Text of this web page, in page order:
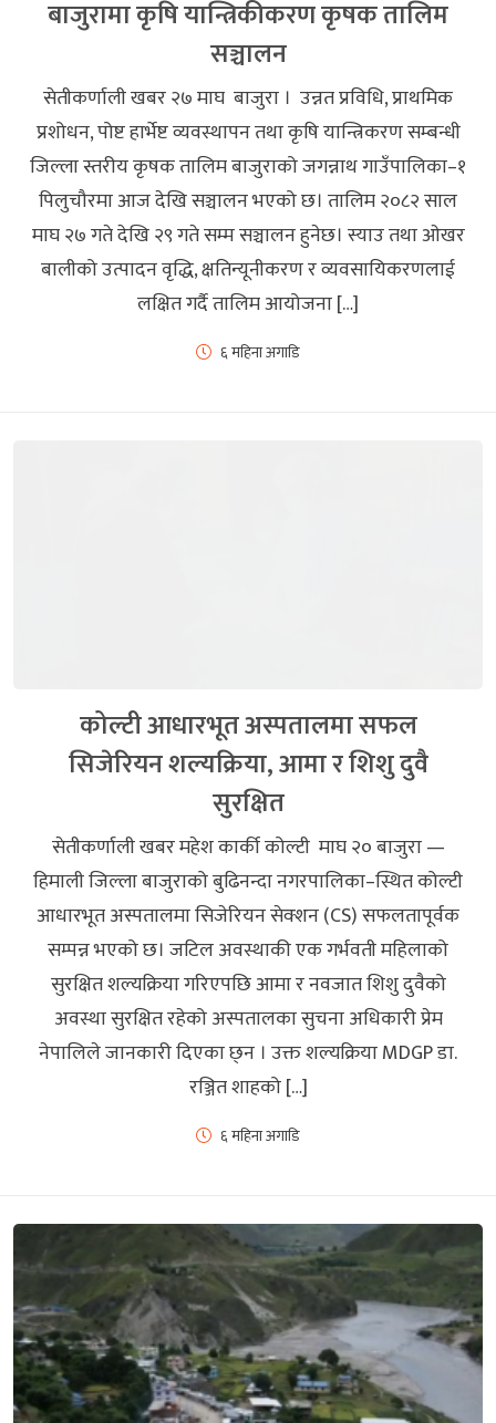
बाजुरामा कृषि यान्त्रिकीकरण कृषक तालिम
सञ्चालन
सेतीकर्णाली खबर २७ माघ बाजुरा । उन्नत प्रविधि, प्राथमिक
प्रशोधन, पोष्ट हार्भेष्ट व्यवस्थापन तथा कृषि यान्त्रिकरण सम्बन्धी
जिल्ला स्तरीय कृषक तालिम बाजुराको जगन्नाथ गाउँपालिका–१
पिलुचौरमा आज देखि सञ्चालन भएको छ। तालिम २०८२ साल
माघ २७ गते देखि २९ गते सम्म सञ्चालन हुनेछ। स्याउ तथा ओखर
बालीको उत्पादन वृद्धि, क्षतिन्यूनीकरण र व्यवसायिकरणलाई
लक्षित गर्दै तालिम आयोजना […]
६ महिना अगाडि
कोल्टी आधारभूत अस्पतालमा सफल
सिजेरियन शल्यक्रिया, आमा र शिशु दुवै
सुरक्षित
सेतीकर्णाली खबर महेश कार्की कोल्टी माघ २० बाजुरा —
हिमाली जिल्ला बाजुराको बुढिनन्दा नगरपालिका–स्थित कोल्टी
आधारभूत अस्पतालमा सिजेरियन सेक्शन (CS) सफलतापूर्वक
सम्पन्न भएको छ। जटिल अवस्थाकी एक गर्भवती महिलाको
सुरक्षित शल्यक्रिया गरिएपछि आमा र नवजात शिशु दुवैको
अवस्था सुरक्षित रहेको अस्पतालका सुचना अधिकारी प्रेम
नेपालिले जानकारी दिएका छ्न । उक्त शल्यक्रिया MDGP डा.
रञ्जित शाहको […]
६ महिना अगाडि